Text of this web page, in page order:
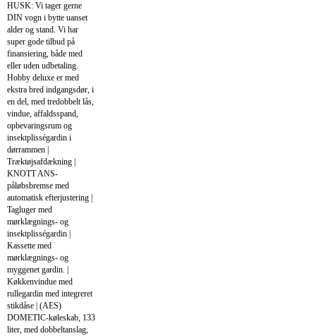
HUSK: Vi tager gerne
DIN vogn i bytte uanset
alder og stand. Vi har
super gode tilbud på
finansiering, både med
eller uden udbetaling.
Hobby deluxe er med
ekstra bred indgangsdør, i
en del, med tredobbelt lås,
vindue, affaldsspand,
opbevaringsrum og
insektplisségardin i
dørrammen |
Træktøjsafdækning |
KNOTT ANS-
påløbsbremse med
automatisk efterjustering |
Tagluger med
mørklægnings- og
insektplisségardin |
Kassette med
mørklægnings- og
myggenet gardin. |
Køkkenvindue med
rullegardin med integreret
stikdåse | (AES)
DOMETIC-køleskab, 133
liter, med dobbeltanslag,